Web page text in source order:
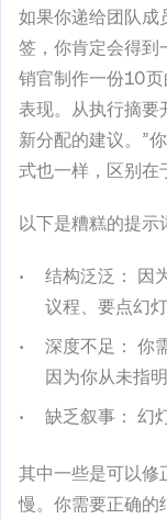
如果你递给团队成
签，你肯定会得到
销官制作一份10
表现。从执行摘要
新分配的建议。”
式也一样，区别在
以下是糟糕的提示
结构泛泛： 因
议程、要点幻
深度不足： 你
因为你从未指明
缺乏叙事： 幻
其中一些是可以修
慢。你需要正确的